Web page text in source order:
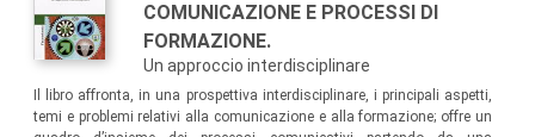
COMUNICAZIONE E PROCESSI DI
FORMAZIONE.
Un approccio interdisciplinare
Il libro affronta, in una prospettiva interdisciplinare, i principali aspetti,
temi e problemi relativi alla comunicazione e alla formazione; offre un